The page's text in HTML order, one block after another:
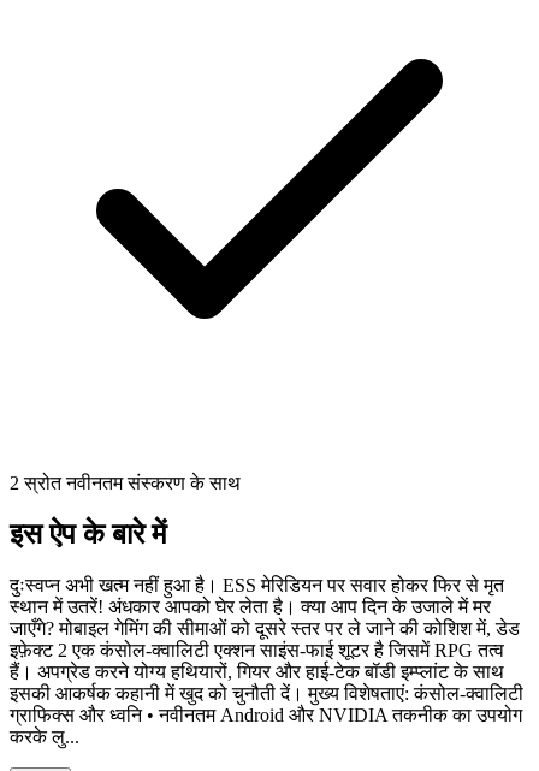
2 स्रोत नवीनतम संस्करण के साथ
इस ऐप के बारे में
दुःस्वप्न अभी खत्म नहीं हुआ है। ESS मेरिडियन पर सवार होकर फिर से मृत
स्थान में उतरें! अंधकार आपको घेर लेता है। क्या आप दिन के उजाले में मर
जाएँगे? मोबाइल गेमिंग की सीमाओं को दूसरे स्तर पर ले जाने की कोशिश में, डेड
इफ़ेक्ट 2 एक कंसोल-क्वालिटी एक्शन साइंस-फाई शूटर है जिसमें RPG तत्व
हैं। अपग्रेड करने योग्य हथियारों, गियर और हाई-टेक बॉडी इम्प्लांट के साथ
इसकी आकर्षक कहानी में खुद को चुनौती दें। मुख्य विशेषताएं: कंसोल-क्वालिटी
ग्राफिक्स और ध्वनि • नवीनतम Android और NVIDIA तकनीक का उपयोग
करके लु...